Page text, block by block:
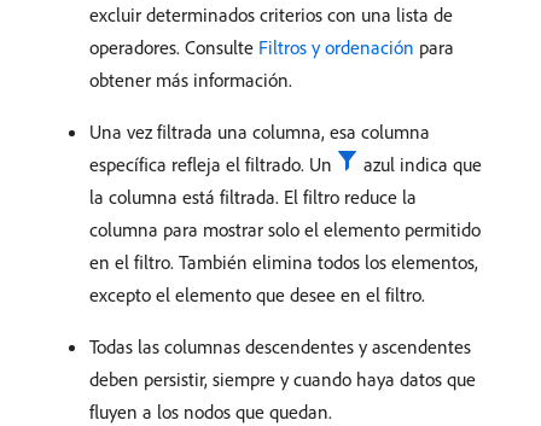
excluir determinados criterios con una lista de
operadores. Consulte Filtros y ordenación para
obtener más información.
Una vez filtrada una columna, esa columna
específica refleja el filtrado. Un
azul indica que
la columna está filtrada. El filtro reduce la
columna para mostrar solo el elemento permitido
en el filtro. También elimina todos los elementos,
excepto el elemento que desee en el filtro.
Todas las columnas descendentes y ascendentes
deben persistir, siempre y cuando haya datos que
fluyen a los nodos que quedan.